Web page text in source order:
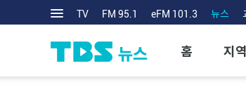
TV FM 95.1 eFM 101.3 뉴스
홈 지